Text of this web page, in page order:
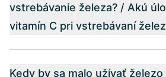
vstrebávanie železa? / Akú
vitamín C pri vstrebávaní
Kedy by sa malo užívať železo